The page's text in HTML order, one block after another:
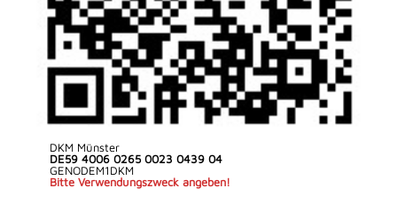
DKM Münster
DE59 4006 0265 0023 0439 04
GENODEM1DKM
Bitte Verwendungszweck angeben!